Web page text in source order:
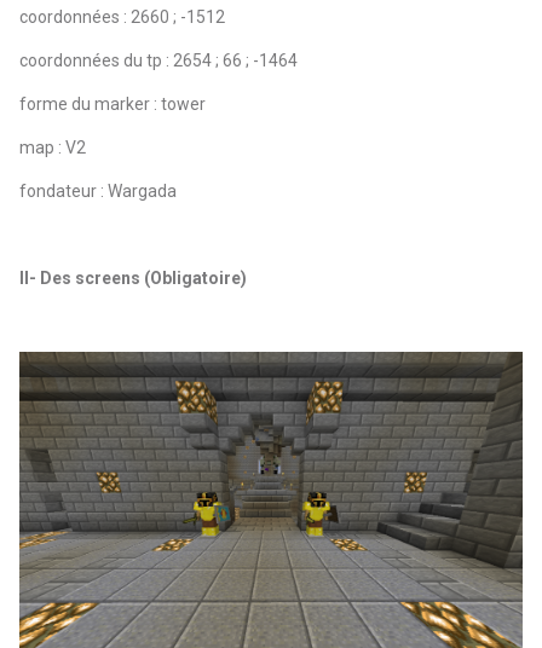
coordonnées : 2660 ; -1512
coordonnées du tp : 2654 ; 66 ; -1464
forme du marker : tower
map : V2
fondateur : Wargada
II- Des screens (Obligatoire)